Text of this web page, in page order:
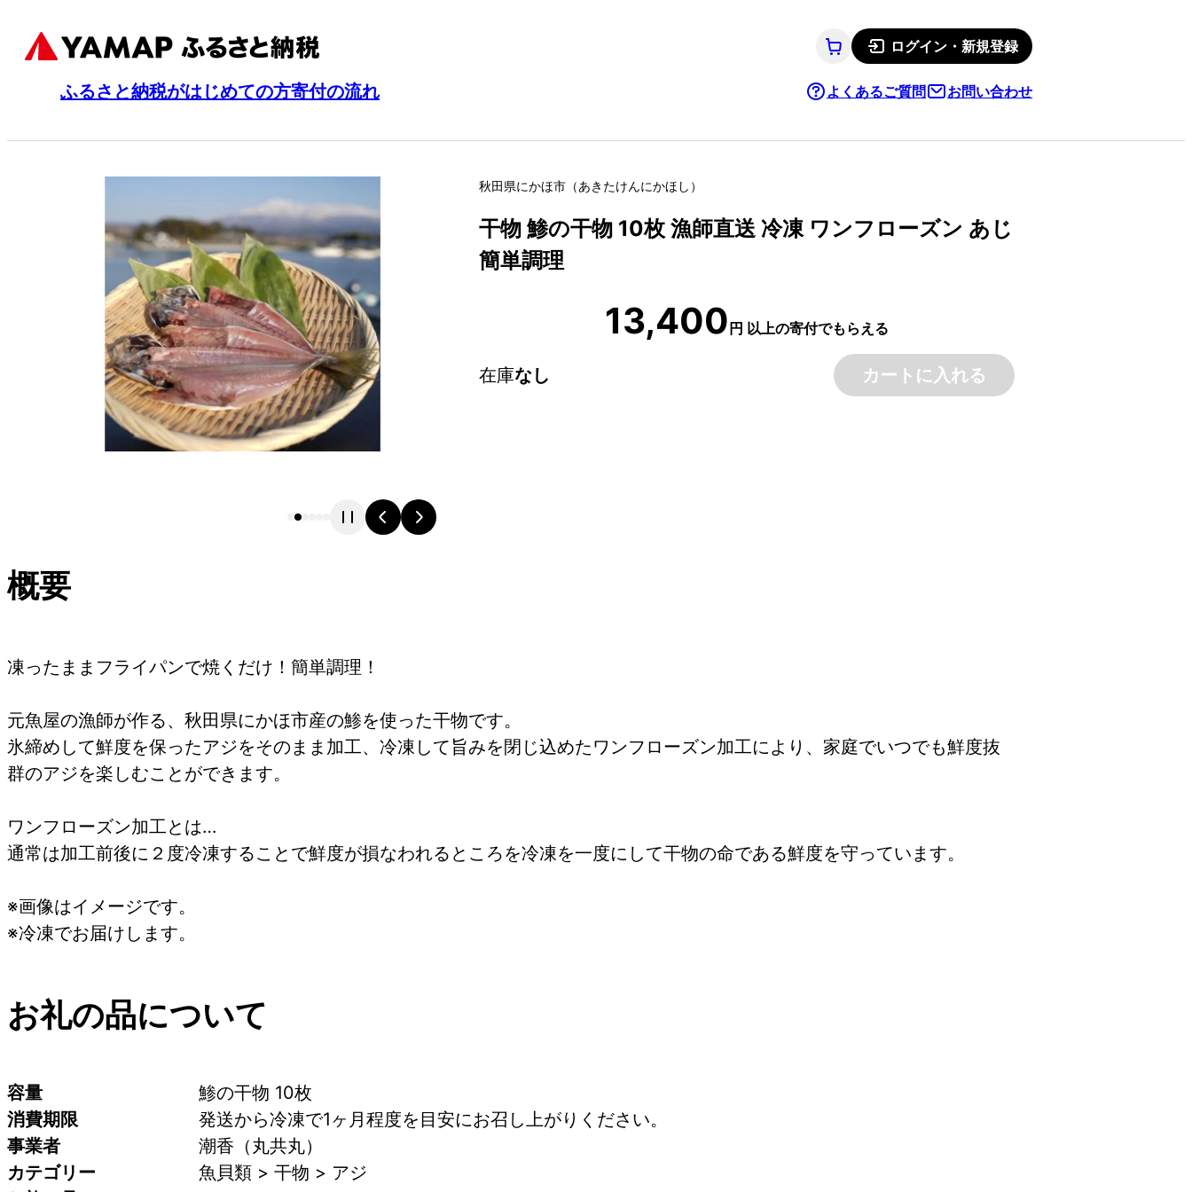
ログイン・新規登録
ふるさと納税がはじめての方寄付の流れ よくあるご質問 お問い合わせ
秋田県にかほ市 （あきたけんにかほし ）
干物 鯵の干物 10枚 漁師直送 冷凍 ワンフローズン あじ
簡単調理
13,400円 以上の寄付でもらえる
在庫なし カートに入れる
概要
凍ったままフライパンで焼くだけ！簡単調理！
元魚屋の漁師が作る、秋田県にかほ市産の鯵を使った干物です。
氷締めして鮮度を保ったアジをそのまま加工、冷凍して旨みを閉じ込めたワンフローズン加工により、家庭でいつでも鮮度抜
群のアジを楽しむことができます。
ワンフローズン加工とは…
通常は加工前後に２度冷凍することで鮮度が損なわれるところを冷凍を一度にして干物の命である鮮度を守っています。
※画像はイメージです。
※冷凍でお届けします。
お礼の品について
容量
鯵の干物 10枚
消費期限
発送から冷凍で1ヶ月程度を目安にお召し上がりください。
事業者
潮香（丸共丸）
カテゴリー
魚貝類 > 干物 > アジ